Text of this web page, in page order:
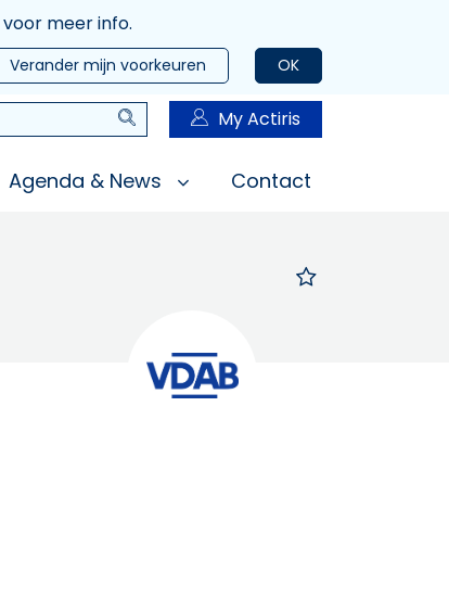
voor meer info.
OK
Verander mijn voorkeuren
Zoeken My Actiris
Agenda & News Contact